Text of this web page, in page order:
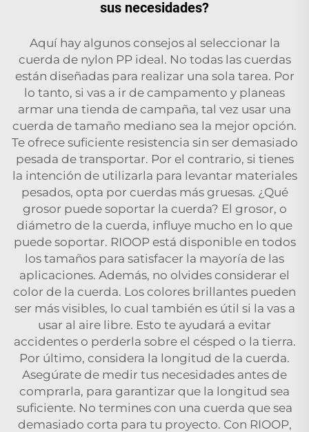
sus necesidades?
Aquí hay algunos consejos al seleccionar la
cuerda de nylon PP ideal. No todas las cuerdas
están diseñadas para realizar una sola tarea. Por
lo tanto, si vas a ir de campamento y planeas
armar una tienda de campaña, tal vez usar una
cuerda de tamaño mediano sea la mejor opción.
Te ofrece suficiente resistencia sin ser demasiado
pesada de transportar. Por el contrario, si tienes
la intención de utilizarla para levantar materiales
pesados, opta por cuerdas más gruesas. ¿Qué
grosor puede soportar la cuerda? El grosor, o
diámetro de la cuerda, influye mucho en lo que
puede soportar. RIOOP está disponible en todos
los tamaños para satisfacer la mayoría de las
aplicaciones. Además, no olvides considerar el
color de la cuerda. Los colores brillantes pueden
ser más visibles, lo cual también es útil si la vas a
usar al aire libre. Esto te ayudará a evitar
accidentes o perderla sobre el césped o la tierra.
Por último, considera la longitud de la cuerda.
Asegúrate de medir tus necesidades antes de
comprarla, para garantizar que la longitud sea
suficiente. No termines con una cuerda que sea
demasiado corta para tu proyecto. Con RIOOP,